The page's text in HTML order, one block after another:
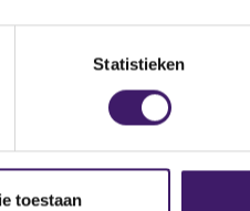
Statistieken
toestaan
Rechtstreeks
Rechtstreeks